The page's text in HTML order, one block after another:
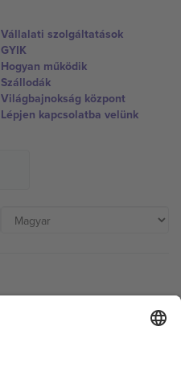
Vállalati szolgáltatások
GYIK
Hogyan működik
Szállodák
Világbajnokság központ
Lépjen kapcsolatba velünk